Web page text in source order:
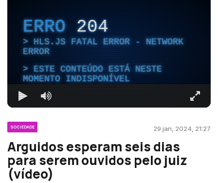
ERRO204
HLS.JS FATAL ERROR - NETWORK
ERROR
ESTE CONTEÚDO ESTÁ NESTE
MOMENTO INDISPONÍVEL
SOCIEDADE 29 jan, 2024, 21:27
Arguidos esperam seis dias
para serem ouvidos pelo juiz
(vídeo)